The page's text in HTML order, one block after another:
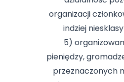
organizacji
indziej
5)
pieniędzy,
przeznaczonych